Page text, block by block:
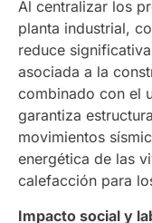
Al centralizar los
planta industrial,
reduce
asociada a la
combinado con el
garantiza
movimientos
energética de las
calefacción para
Impacto social y